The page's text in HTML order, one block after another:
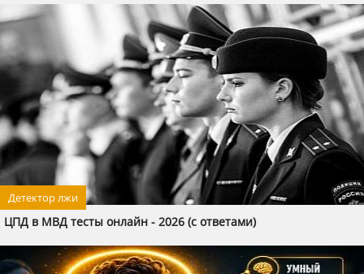
Детектор лжи
ЦПД в МВД тесты онлайн - 2026 (с ответами)